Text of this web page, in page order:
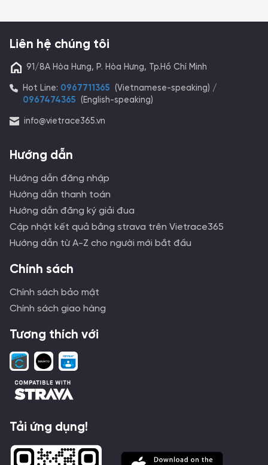
Liên hệ chúng tôi
91/8A Hòa Hưng, P. Hòa Hưng, Tp.Hồ Chí Minh
Hot Line: 0967711365 (Vietnamese-speaking) /
0967474365 (English-speaking)
info@vietrace365.vn
Hướng dẫn
Hướng dẫn đăng nhập
Hướng dẫn thanh toán
Hướng dẫn đăng ký giải đua
Cập nhật kết quả bằng strava trên Vietrace365
Hướng dẫn từ A-Z cho người mới bắt đầu
Chính sách
Chính sách bảo mật
Chính sách giao hàng
Tương thích với
Tải ứng dụng!